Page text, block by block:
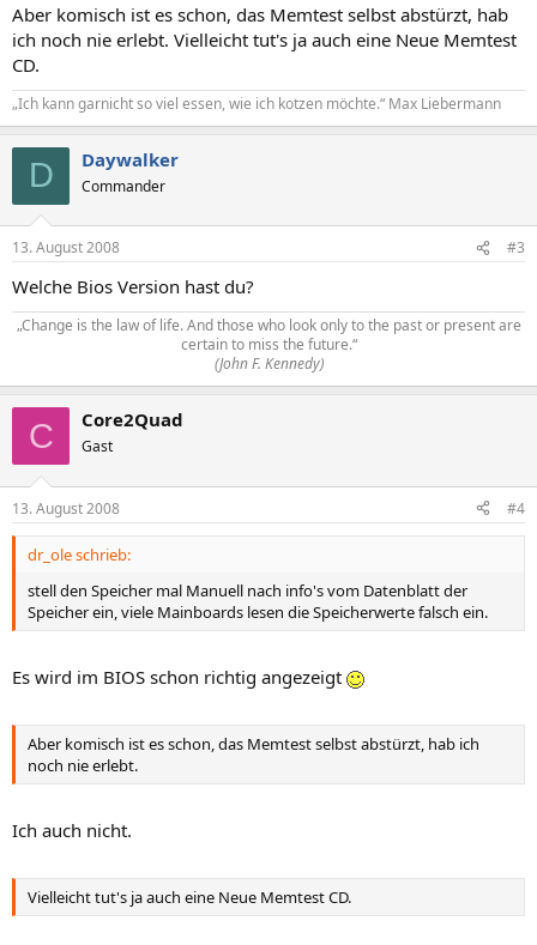
Aber komisch ist es schon, das Memtest selbst abstürzt, hab
ich noch nie erlebt. Vielleicht tut's ja auch eine Neue Memtest
CD.
„Ich kann garnicht so viel essen, wie ich kotzen möchte.“ Max Liebermann
D Daywalker
Commander
13. August 2008 #3
Welche Bios Version hast du?
„Change is the law of life. And those who look only to the past or present are
certain to miss the future.“
(John F. Kennedy)
C Core2Quad
Gast
13. August 2008 #4
dr_ole schrieb:
stell den Speicher mal Manuell nach info's vom Datenblatt der
Speicher ein, viele Mainboards lesen die Speicherwerte falsch ein.
Es wird im BIOS schon richtig angezeigt
Aber komisch ist es schon, das Memtest selbst abstürzt, hab ich
noch nie erlebt.
Ich auch nicht.
Vielleicht tut's ja auch eine Neue Memtest CD.